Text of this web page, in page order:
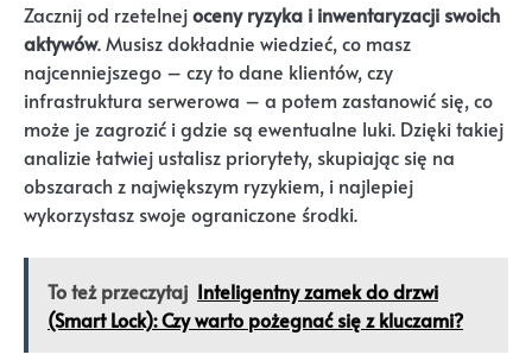
Zacznij od rzetelnejoceny ryzyka i inwentaryzacji swoich
aktywów. Musisz dokładnie wiedzieć, co masz
najcenniejszego – czy to dane klientów, czy
infrastruktura serwerowa – a potem zastanowić się, co
może je zagrozić i gdzie są ewentualne luki. Dzięki takiej
analizie łatwiej ustalisz priorytety, skupiając się na
obszarach z największym ryzykiem, i najlepiej
wykorzystasz swoje ograniczone środki.
To też przeczytaj Inteligentny zamek do drzwi
(Smart Lock): Czy warto pożegnać się z kluczami?